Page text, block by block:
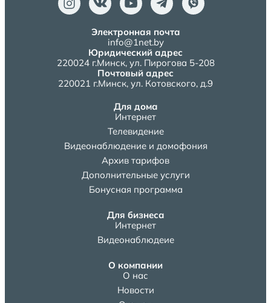
Электронная почта
info@1net.by
Юридический адрес
220024 г.Минск, ул. Пирогова 5-208
Почтовый адрес
220021 г.Минск, ул. Котовского, д.9
Для дома
Интернет
Телевидение
Видеонаблюдение и домофония
Архив тарифов
Дополнительные услуги
Бонусная программа
Для бизнеса
Интернет
Видеонаблюдеие
О компании
О нас
Новости